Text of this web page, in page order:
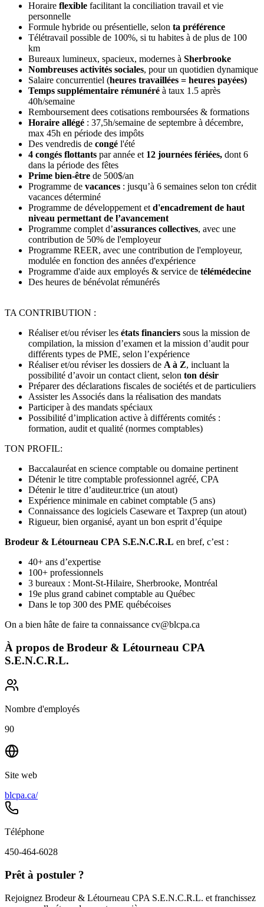
Horaire flexible facilitant la conciliation travail et vie
personnelle
Formule hybride ou présentielle, selon ta préférence
Télétravail possible de 100%, si tu habites à de plus de 100
km
Bureaux lumineux, spacieux, modernes à Sherbrooke
Nombreuses activités sociales, pour un quotidien dynamique
Salaire concurrentiel (heures travaillées = heures payées)
Temps supplémentaire rémunéré à taux 1.5 après
40h/semaine
Remboursement dees cotisations remboursées & formations
Horaire allégé : 37,5h/semaine de septembre à décembre,
max 45h en période des impôts
Des vendredis de congé l'été
4 congés flottants par année et 12 journées fériées, dont 6
dans la période des fêtes
Prime bien-être de 500$/an
Programme de vacances : jusqu’à 6 semaines selon ton crédit
vacances déterminé
Programme de développement et d'encadrement de haut
niveau permettant de l’avancement
Programme complet d’assurances collectives, avec une
contribution de 50% de l'employeur
Programme REER, avec une contribution de l'employeur,
modulée en fonction des années d'expérience
Programme d'aide aux employés & service de télémédecine
Des heures de bénévolat rémunérés
TA CONTRIBUTION :
Réaliser et/ou réviser les états financiers sous la mission de
compilation, la mission d’examen et la mission d’audit pour
différents types de PME, selon l’expérience
Réaliser et/ou réviser les dossiers de A à Z, incluant la
possibilité d’avoir un contact client, selon ton désir
Préparer des déclarations fiscales de sociétés et de particuliers
Assister les Associés dans la réalisation des mandats
Participer à des mandats spéciaux
Possibilité d’implication active à différents comités :
formation, audit et qualité (normes comptables)
TON PROFIL:
Baccalauréat en science comptable ou domaine pertinent
Détenir le titre comptable professionnel agréé, CPA
Détenir le titre d’auditeur.trice (un atout)
Expérience minimale en cabinet comptable (5 ans)
Connaissance des logiciels Caseware et Taxprep (un atout)
Rigueur, bien organisé, ayant un bon esprit d’équipe
Brodeur & Létourneau CPA S.E.N.C.R.L en bref, c’est :
40+ ans d’expertise
100+ professionnels
3 bureaux : Mont-St-Hilaire, Sherbrooke, Montréal
19e plus grand cabinet comptable au Québec
Dans le top 300 des PME québécoises
On a bien hâte de faire ta connaissance cv@blcpa.ca
À propos de Brodeur & Létourneau CPA
S.E.N.C.R.L.
Nombre d'employés
90
Site web
blcpa.ca/
Téléphone
450-464-6028
Prêt à postuler ?
Rejoignez Brodeur & Létourneau CPA S.E.N.C.R.L. et franchissez